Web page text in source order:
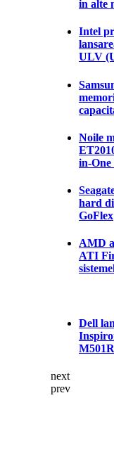
in alte
Intel
ULV
Noile
in-
hard
GoFlex
AMD
ATI
Dell
M501R
next
prev